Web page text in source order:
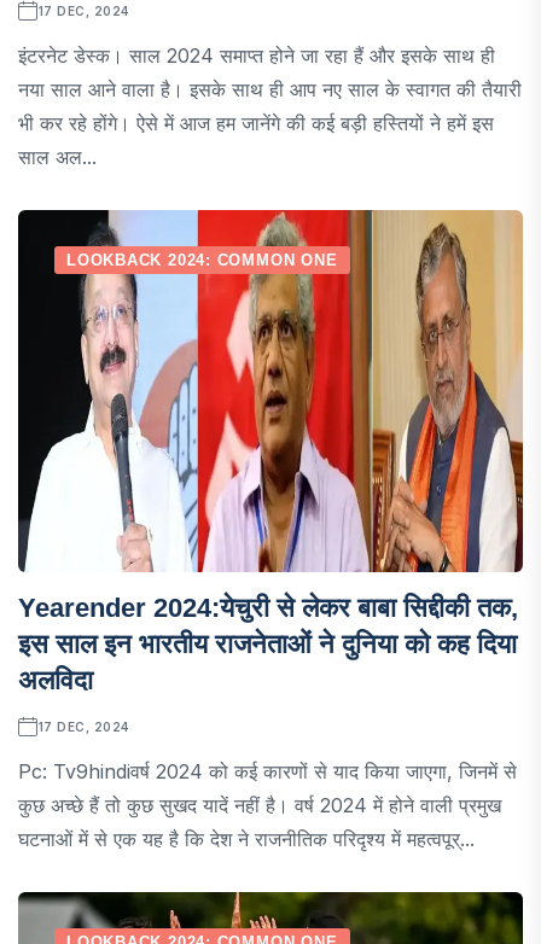
17 DEC, 2024
इंटरनेट डेस्क। साल 2024 समाप्त होने जा रहा हैं और इसके साथ ही
नया साल आने वाला है। इसके साथ ही आप नए साल के स्वागत की तैयारी
भी कर रहे होंगे। ऐसे में आज हम जानेंगे की कई बड़ी हस्तियों ने हमें इस
साल अल...
LOOKBACK 2024: COMMON ONE
Yearender 2024:येचुरी से लेकर बाबा सिद्दीकी तक,
इस साल इन भारतीय राजनेताओं ने दुनिया को कह दिया
अलविदा
17 DEC, 2024
Pc: Tv9hindiवर्ष 2024 को कई कारणों से याद किया जाएगा, जिनमें से
कुछ अच्छे हैं तो कुछ सुखद यादें नहीं है। वर्ष 2024 में होने वाली प्रमुख
घटनाओं में से एक यह है कि देश ने राजनीतिक परिदृश्य में महत्वपूर्...